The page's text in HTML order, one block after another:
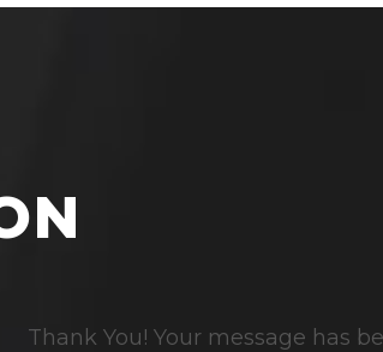
Thank You! Your message has